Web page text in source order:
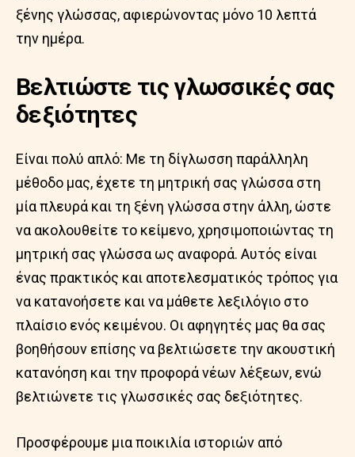
ξένης γλώσσας, αφιερώνοντας μόνο 10 λεπτά
την ημέρα.
Βελτιώστε τις γλωσσικές σας
δεξιότητες
Είναι πολύ απλό: Με τη δίγλωσση παράλληλη
μέθοδο μας, έχετε τη μητρική σας γλώσσα στη
μία πλευρά και τη ξένη γλώσσα στην άλλη, ώστε
να ακολουθείτε το κείμενο, χρησιμοποιώντας τη
μητρική σας γλώσσα ως αναφορά. Αυτός είναι
ένας πρακτικός και αποτελεσματικός τρόπος για
να κατανοήσετε και να μάθετε λεξιλόγιο στο
πλαίσιο ενός κειμένου. Οι αφηγητές μας θα σας
βοηθήσουν επίσης να βελτιώσετε την ακουστική
κατανόηση και την προφορά νέων λέξεων, ενώ
βελτιώνετε τις γλωσσικές σας δεξιότητες.
Προσφέρουμε μια ποικιλία ιστοριών από